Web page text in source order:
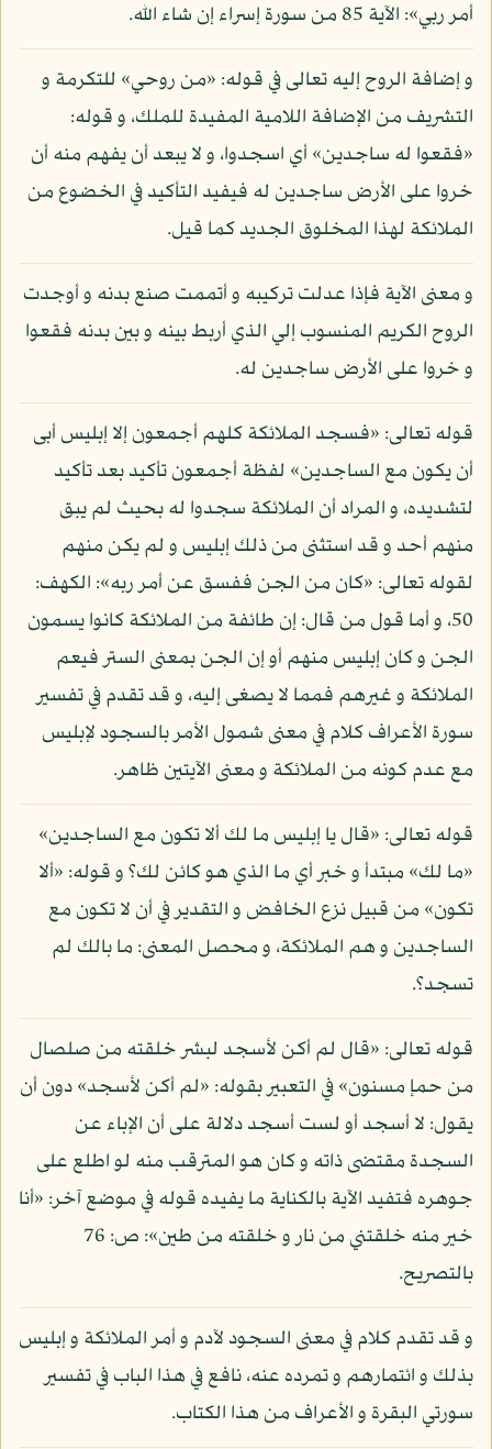
أمر ربي»: الآية 85 من سورة إسراء إن شاء الله.
و إضافة الروح إليه تعالى في قوله: «من روحي» للتكرمة و
التشريف من الإضافة اللامية المفيدة للملك، و قوله:
«فقعوا له ساجدين» أي اسجدوا، و لا يبعد أن يفهم منه أن
خروا على الأرض ساجدين له فيفيد التأكيد في الخضوع من
الملائكة لهذا المخلوق الجديد كما قيل.
و معنى الآية فإذا عدلت تركيبه و أتممت صنع بدنه و أوجدت
الروح الكريم المنسوب إلي الذي أربط بينه و بين بدنه فقعوا
و خروا على الأرض ساجدين له.
قوله تعالى: «فسجد الملائكة كلهم أجمعون إلا إبليس أبى
أن يكون مع الساجدين» لفظة أجمعون تأكيد بعد تأكيد
لتشديده، و المراد أن الملائكة سجدوا له بحيث لم يبق
منهم أحد و قد استثنى من ذلك إبليس و لم يكن منهم
لقوله تعالى: «كان من الجن ففسق عن أمر ربه»: الكهف:
50، و أما قول من قال: إن طائفة من الملائكة كانوا يسمون
الجن و كان إبليس منهم أو إن الجن بمعنى الستر فيعم
الملائكة و غيرهم فمما لا يصغى إليه، و قد تقدم في تفسير
سورة الأعراف كلام في معنى شمول الأمر بالسجود لإبليس
مع عدم كونه من الملائكة و معنى الآيتين ظاهر.
قوله تعالى: «قال يا إبليس ما لك ألا تكون مع الساجدين»
«ما لك» مبتدأ و خبر أي ما الذي هو كائن لك؟ و قوله: «ألا
تكون» من قبيل نزع الخافض و التقدير في أن لا تكون مع
الساجدين و هم الملائكة، و محصل المعنى: ما بالك لم
تسجد؟.
قوله تعالى: «قال لم أكن لأسجد لبشر خلقته من صلصال
من حمإ مسنون» في التعبير بقوله: «لم أكن لأسجد» دون أن
يقول: لا أسجد أو لست أسجد دلالة على أن الإباء عن
السجدة مقتضى ذاته و كان هو المترقب منه لو اطلع على
جوهره فتفيد الآية بالكناية ما يفيده قوله في موضع آخر: «أنا
خير منه خلقتني من نار و خلقته من طين»: ص: 76
بالتصريح.
و قد تقدم كلام في معنى السجود لآدم و أمر الملائكة و إبليس
بذلك و ائتمارهم و تمرده عنه، نافع في هذا الباب في تفسير
سورتي البقرة و الأعراف من هذا الكتاب.